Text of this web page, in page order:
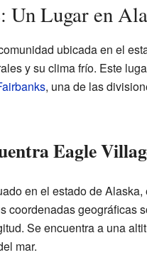
Un Lugar en
ubicada en el
y su clima frío. Este
, una de las
Eagle
en el estado de Alaska,
coordenadas geográficas
Se encuentra a una
mar.